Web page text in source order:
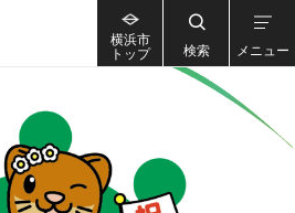
横浜市
トップ
検索 メニュー